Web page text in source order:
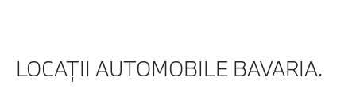
LOCAŢII AUTOMOBILE BAVARIA.